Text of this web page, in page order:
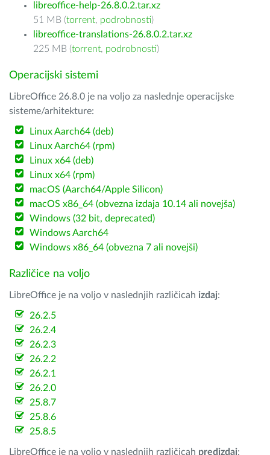
libreoffice-help-26.8.0.2.tar.xz
51 MB (torrent, podrobnosti)
libreoffice-translations-26.8.0.2.tar.xz
225 MB (torrent, podrobnosti)
Operacijski sistemi
LibreOffice 26.8.0 je na voljo za naslednje operacijske
sisteme/arhitekture:
Linux Aarch64 (deb)
Linux Aarch64 (rpm)
Linux x64 (deb)
Linux x64 (rpm)
macOS (Aarch64/Apple Silicon)
macOS x86_64 (obvezna izdaja 10.14 ali novejša)
Windows (32 bit, deprecated)
Windows Aarch64
Windows x86_64 (obvezna 7 ali novejši)
Različice na voljo
LibreOffice je na voljo v naslednjih različicah izdaj:
26.2.5
26.2.4
26.2.3
26.2.2
26.2.1
26.2.0
25.8.7
25.8.6
25.8.5
LibreOffice je na voljo v naslednjih različicah predizdaj: